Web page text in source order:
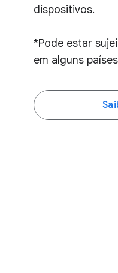
dispositivos.
*Pode estar
em alguns